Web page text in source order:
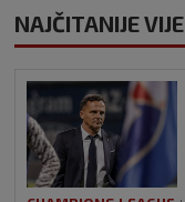
NAJČITANIJE